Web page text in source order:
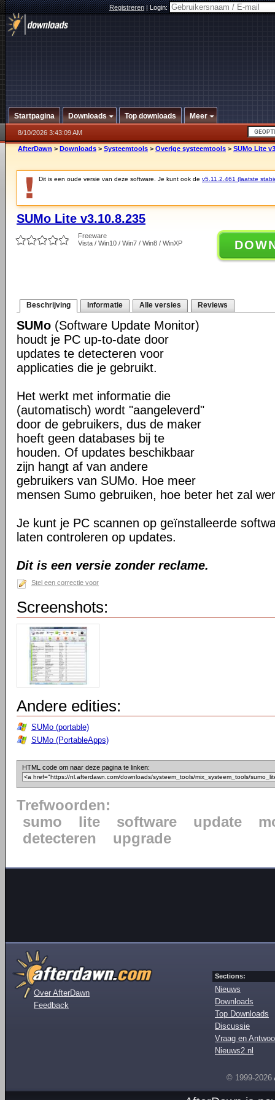
Registreren|Login:
Startpagina Downloads Top downloads Meer
8/10/2026 3:43:09 AM
AfterDawn > Downloads > Systeemtools > Overige systeemtools > SUMo Lite
Dit is een oude versie van deze software. Je kunt ook de v5.11.2.461 (laatste
SUMo Lite v3.10.8.235
Freeware
Vista / Win10 / Win7 / Win8 / WinXP
Beschrijving Informatie Alle versies Reviews
SUMo (Software Update Monitor)
houdt je PC up-to-date door
updates te detecteren voor
applicaties die je gebruikt.
Het werkt met informatie die
(automatisch) wordt "aangeleverd"
door de gebruikers, dus de maker
hoeft geen databases bij te
houden. Of updates beschikbaar
zijn hangt af van andere
gebruikers van SUMo. Hoe meer
mensen Sumo gebruiken, hoe beter het zal
Je kunt je PC scannen op geïnstalleerde
laten controleren op updates.
Dit is een versie zonder reclame.
Stel een correctie voor
Screenshots:
Andere edities:
SUMo (portable)
SUMo (PortableApps)
HTML code om naar deze pagina te linken:
Trefwoorden:
sumo
lite software update
detecteren
upgrade
Over AfterDawn
Feedback
Sections:
Nieuws
Downloads
Top Downloads
Discussie
Vraag en
Nieuws2.nl
© 1999-2026